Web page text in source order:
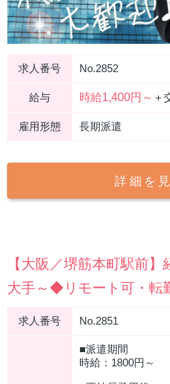
求人番号 No.2852
給与 時給1,400円～ ＋
雇用形態 長期派遣
詳細を
【大阪／堺筋本町駅前
大手～◆リモート可・転
求人番号 No.2851
■派遣期間
時給：1800円～